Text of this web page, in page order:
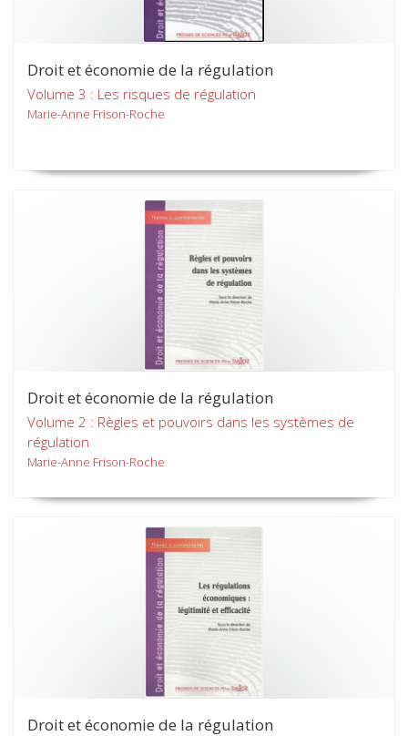
Droit et économie de la régulation
Volume 3 : Les risques de régulation
Marie-Anne Frison-Roche
Droit et économie de la régulation
Volume 2 : Règles et pouvoirs dans les systèmes de
régulation
Marie-Anne Frison-Roche
Droit et économie de la régulation